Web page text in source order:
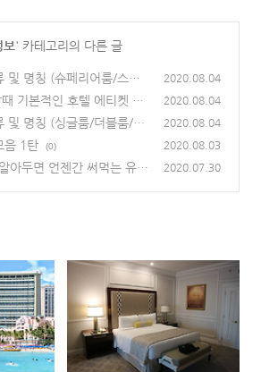
보' 카테고리의 다른 글
및 명칭 (슈페리어룸/스탠
(0)
2020.08.04
적인 호텔 에티켓 1
2020.08.04
및 명칭 (싱글룸/더블룸/트
2020.08.04
음 1탄 (0) 2020.08.03
아두면 언젠간 써먹는 유용
2020.07.30